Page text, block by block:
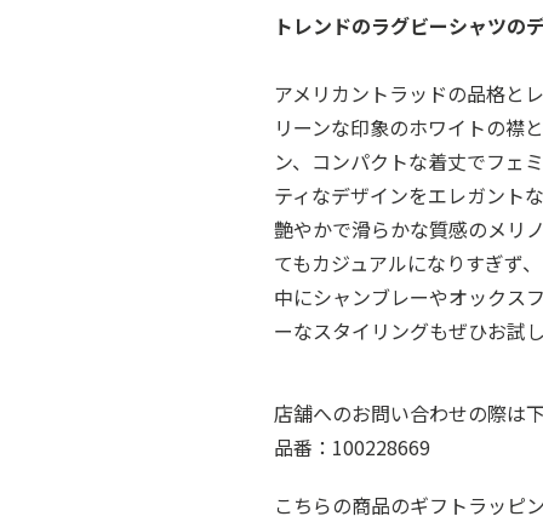
トレンドのラグビーシャツの
アメリカントラッドの品格と
リーンな印象のホワイトの襟
ン、コンパクトな着丈でフェ
ティなデザインをエレガント
艶やかで滑らかな質感のメリ
てもカジュアルになりすぎず
中にシャンブレーやオックス
ーなスタイリングもぜひお試
店舗へのお問い合わせの際は
品番：100228669
こちらの商品のギフトラッピ